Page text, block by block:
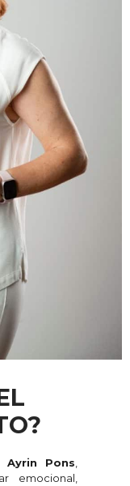
Ayrin Pons,
emocional,